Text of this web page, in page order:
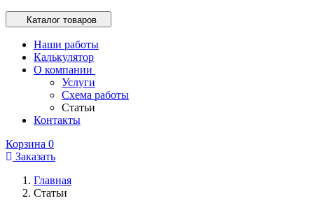
Каталог товаров
Наши работы
Калькулятор
О компании
Услуги
Схема работы
Статьи
Контакты
Корзина 0
Заказать
Главная
Статьи